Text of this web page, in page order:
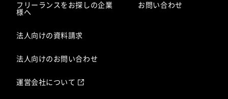
フリーランスをお探しの企業
様へ
法人向けの資料請求
法人向けのお問い合わせ
お問い合わせ
運営会社について